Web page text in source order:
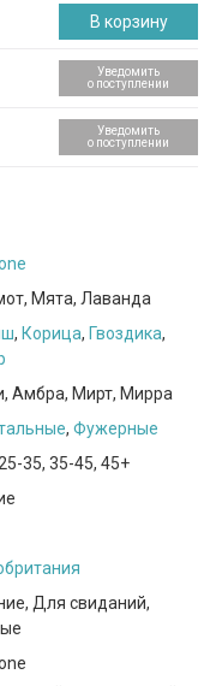
В корзину
Уведомить
о поступлении
Уведомить
о поступлении
Мята, Лаванда
, Корица, Гвоздика,
Амбра, Мирт, Мирра
, Фужерные
35, 35-45, 45+
Для свиданий,